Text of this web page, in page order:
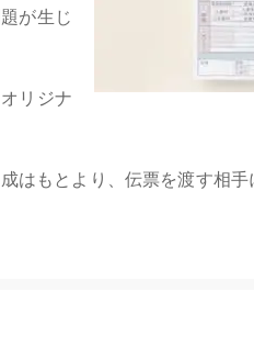
が生じ
リジナ
はもとより、伝票を渡す相